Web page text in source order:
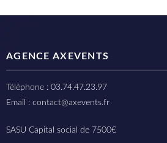
AGENCE AXEVENTS
Téléphone : 03.74.47.23.97
Email : contact@axevents.fr
SASU Capital social de 7500€